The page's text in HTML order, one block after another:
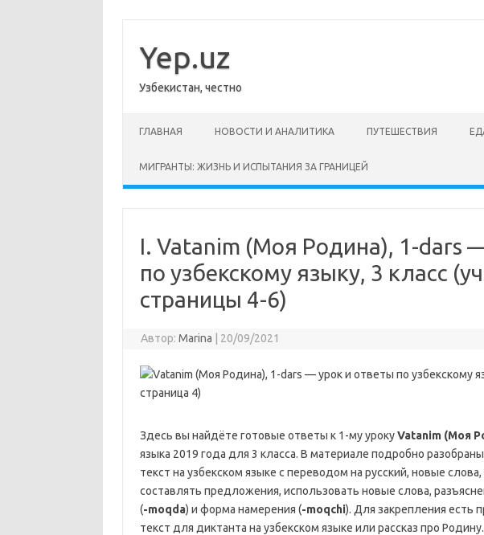
содержимому
Yep.uz
Узбекистан, честно
ГЛАВНАЯ НОВОСТИ И АНАЛИТИКА ПУТЕШЕСТВИЯ
МИГРАНТЫ: ЖИЗНЬ И ИСПЫТАНИЯ ЗА ГРАНИЦЕЙ
I. Vatanim (Моя Родина), 1-dars
по узбекскому языку, 3 класс
страницы 4-6)
Автор: Marina 20/09/2021
Здесь вы найдёте готовые ответы к 1-му урокуVatanim (Моя
языка 2019 года для 3 класса. В материале подробно
текст на узбекском языке с переводом на русский, новые
составлять предложения, использовать новые слова,
(-moqda) и форма намерения (-moqchi). Для закрепления есть
текст для диктанта на узбекском языке или рассказ про Родину.